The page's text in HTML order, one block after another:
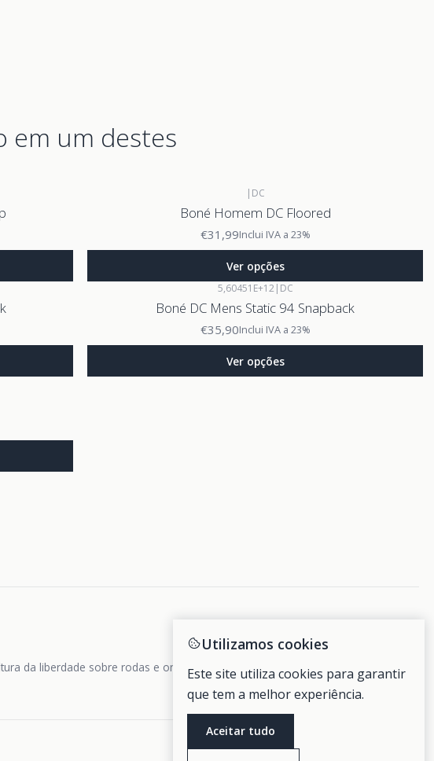
em um destes
| DC
Boné Homem DC Floored
€31,99Inclui IVA a 23%
Ver opções
5,60451E+12 | DC
Boné DC Mens Static 94 Snapback
€35,90Inclui IVA a 23%
Ver opções
da liberdade sobre rodas e ondas.
Utilizamos cookies
Este site utiliza cookies para garantir
que tem a melhor experiência.
Aceitar tudo